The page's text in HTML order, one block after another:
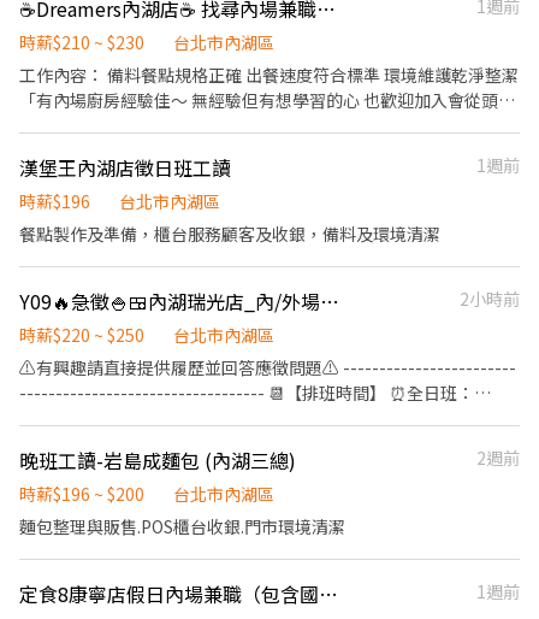
📌 採排休制（無固定休） 🗓️ 周一至週日皆需排班 🚫 周六、周日可
排休不可固定休 .˚⊹ ⁺‧ 【上班地點】 ‧⁺ ⊹˚. 👉士林區 台北士林店
內湖區內湖路一段283號 台北舊宗二店📍台北市內湖區舊宗路一段
275號 👉大安區 羅斯福店📍台北市大安區羅斯福路二段45號 台北麟
光店📍台北市大安區和平東路三段406巷8號 台北復興二店📍台北市
大安區復興南路二段273號 台北光復店📍台北市大安區光復南路286
📍台北市中山區南京東路三段210之1號 👉中正區 林森二店📍台北
市中正區林森南路1號 台北濟南店📍台北市中正區濟南路二段66號
台北館前店📍台北市中正區館前路8號 台北公園店📍台北市中正區
公園路30-1號 台北南昌店📍台北市中正區南昌路一段149號 👉松山
區 台北民生店📍台北市松山區民生東路三段135號 台北民權店📍台
北市松山區民權東路三段128號 台北南京二店📍台北市松山區南京
東路五段162號 台北南京六店📍台北市松山區南京東路四段57號 👉
信義區 忠孝四店📍台北市信義區忠孝東路五段522號 台北101店📍
📍台北市文山區指南路二段67號 台北木新店📍台北市文山區木新路
三段174號 台北動物園三店📍台北市文山區新光路二段30號 .˚⊹ ⁺‧
【超級亮點】 ‧⁺ ⊹˚. 💼 勞保・勞退・團保 ⛽ 汽機車油資補貼 🔧 汽
機車修繕補貼 🤝 推薦好友獎金 $600/人 📆 國定假日上班享雙倍薪資
💥 .˚⊹ ⁺‧ 【 想聯繫我】 ‧⁺ ⊹˚. ☝️ 點選【立即應徵】我會速度回覆
你！ ✌️ 或加入 🅻🅸🅽🅴：https://lin.ee/8rsUSDv 🤟 留言「姓名＋
福利⭐️ 1.兼職、工讀生也依比例享有特休假喔！ 2.國定假日上班雙倍
薪 3.當月工作時數滿80小時（含）以上，符合規定者，全勤獎金
300元 4.三節紅包（春節、端午節、中秋節） 5.享有勞保、健保、勞
退提撥（6％） 6.員工餐福利（依照各品牌規定） 7.尾牙或春酒 8.工
2-3天 （包含假日需可配合至少一天）
☕️Dreamers內湖店☕️ 找尋內場兼職夥伴
1週前
時薪$210 ~ $230
台北市內湖區
工作內容： 備料餐點規格正確 出餐速度符合標準 環境維護乾淨整潔
「有內場廚房經驗佳～ 無經驗但有想學習的心 也歡迎加入會從頭教
包（春節、端午節、中秋節） 5.享有勞保、健保、勞退提撥（6％）
6.員工用餐折扣（依照各品牌規定） 7.員工餐福利（依照各品牌規
定） 8.尾牙或春酒 9.工讀(兼職)人員也有晉升、調薪的考核制度 需
漢堡王內湖店徵日班工讀
1週前
時薪$196
台北市內湖區
餐點製作及準備，櫃台服務顧客及收銀，備料及環境清潔
Y09🔥急徵🍚🍱內湖瑞光店_內/外場計時人員【YAYOI彌生軒】
2小時前
時薪$220 ~ $250
台北市內湖區
⚠️有興趣請直接提供履歷並回答應徵問題⚠️ ------------------------
---------------------------------- 📆【排班時間】 ⏰全日班：
------------------------- 【工作內容】 💪🥤《外場服務》 1. 佈置及
清理餐桌、安排座位、為顧客帶位 2. 答覆有關餐飲問題，必要時提
供建議 3. 上水、上餐並提供有關用餐的服務 4. 收銀服務 5. 工作區域
清潔以及保養 4. 訂貨、庫存控管學習 -------------------------------
晚班工讀-岩島成麵包 (內湖三總)
2週前
時薪$196 ~ $200
台北市內湖區
麵包整理與販售.POS櫃台收銀.門市環境清潔
定食8康寧店假日內場兼職（包含國定假日）
1週前